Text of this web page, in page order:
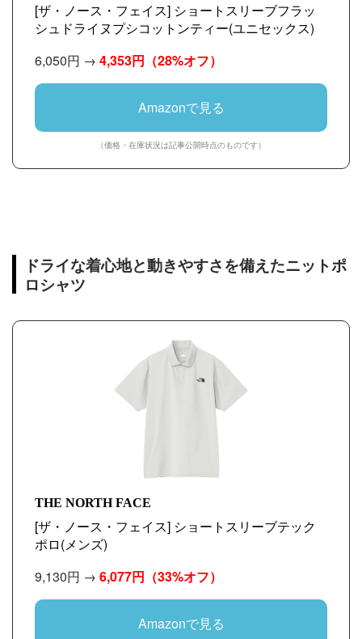
[ザ・ノース・フェイス] ショートスリーブフラッ
シュドライヌプシコットンティー(ユニセックス)
6,050円 → 4,353円 （28%オフ）
Amazonで見る
（価格・在庫状況は記事公開時点のものです）
ドライな着心地と動きやすさを備えたニットポ
ロシャツ
THE NORTH FACE
[ザ・ノース・フェイス] ショートスリーブテック
ポロ(メンズ)
9,130円 → 6,077円 （33%オフ）
Amazonで見る